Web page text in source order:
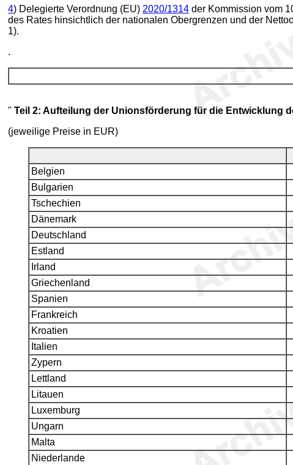
4) Delegierte Verordnung (EU) 2020/1314 der Kommission vom
des Rates hinsichtlich der nationalen Obergrenzen und der
1).
.
" Teil 2: Aufteilung der Unionsförderung für die Entwicklung
(jeweilige Preise in EUR)
Belgien
Bulgarien
Tschechien
Dänemark
Deutschland
Estland
Irland
Griechenland
Spanien
Frankreich
Kroatien
Italien
Zypern
Lettland
Litauen
Luxemburg
Ungarn
Malta
Niederlande